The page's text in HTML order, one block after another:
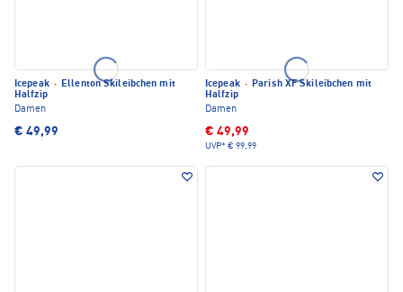
Icepeak · Ellenton Skileibchen mit
Halfzip
Damen
€ 49,99
Icepeak · Parish XF Skileibchen mit
Halfzip
Damen
€ 49,99
UVP* € 99,99